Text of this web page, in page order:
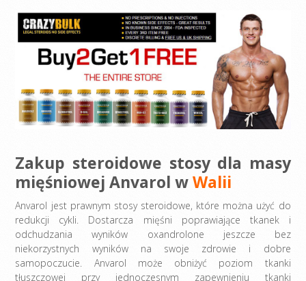
Zakup steroidowe stosy dla masy
mięśniowej Anvarol wWalii
Anvarol jest prawnym stosy steroidowe, które można użyć do
redukcji cykli. Dostarcza mięśni poprawiające tkanek i
odchudzania wyników oxandrolone jeszcze bez
niekorzystnych wyników na swoje zdrowie i dobre
samopoczucie. Anvarol może obniżyć poziom tkanki
tłuszczowej przy jednoczesnym zapewnieniu tkanki